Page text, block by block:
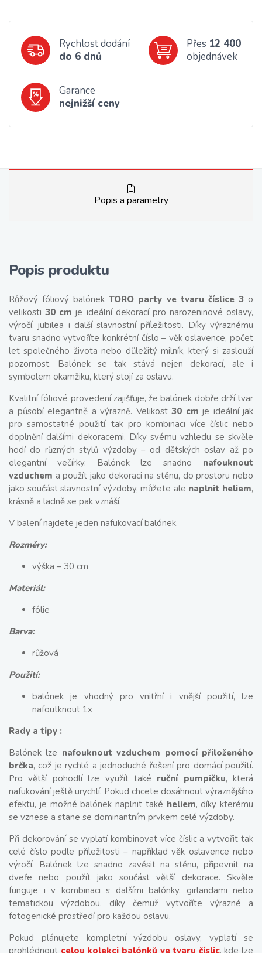
Rychlost dodání
do 6 dnů
Přes 12 400
objednávek
Garance
nejnižší ceny
Popis a parametry
Popis produktu
Růžový fóliový balónek TORO party ve tvaru číslice 3 o
velikosti 30 cm je ideální dekorací pro narozeninové oslavy,
výročí, jubilea i další slavnostní příležitosti. Díky výraznému
tvaru snadno vytvoříte konkrétní číslo – věk oslavence, počet
let společného života nebo důležitý milník, který si zaslouží
pozornost. Balónek se tak stává nejen dekorací, ale i
symbolem okamžiku, který stojí za oslavu.
Kvalitní fóliové provedení zajišťuje, že balónek dobře drží tvar
a působí elegantně a výrazně. Velikost 30 cm je ideální jak
pro samostatné použití, tak pro kombinaci více číslic nebo
doplnění dalšími dekoracemi. Díky svému vzhledu se skvěle
hodí do různých stylů výzdoby – od dětských oslav až po
elegantní večírky. Balónek lze snadno
nafouknout
vzduchem a použít jako dekoraci na stěnu, do prostoru nebo
jako součást slavnostní výzdoby, můžete ale naplnit heliem,
krásně a ladně se pak vznáší.
V balení najdete jeden nafukovací balónek.
Rozměry:
výška – 30 cm
Materiál:
fólie
Barva:
růžová
Použití:
balónek je vhodný pro vnitřní i vnější použití, lze
nafoutknout 1x
Rady a tipy :
Balónek lze nafouknout vzduchem pomocí přiloženého
brčka, což je rychlé a jednoduché řešení pro domácí použití.
Pro větší pohodlí lze využít také ruční pumpičku, která
nafukování ještě urychlí. Pokud chcete dosáhnout výraznějšího
efektu, je možné balónek naplnit také heliem, díky kterému
se vznese a stane se dominantním prvkem celé výzdoby.
Při dekorování se vyplatí kombinovat více číslic a vytvořit tak
celé číslo podle příležitosti – například věk oslavence nebo
výročí. Balónek lze snadno zavěsit na stěnu, připevnit na
dveře nebo použít jako součást větší dekorace. Skvěle
funguje i v kombinaci s dalšími balónky, girlandami nebo
tematickou výzdobou, díky čemuž vytvoříte výrazné a
fotogenické prostředí pro každou oslavu.
Pokud plánujete kompletní výzdobu oslavy, vyplatí se
prohlédnout celou kolekci balónků ve tvaru číslic, kde lze